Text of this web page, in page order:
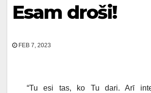
Esam droši!
FEB 7, 2023
“Tu esi tas, ko Tu dari. Arī